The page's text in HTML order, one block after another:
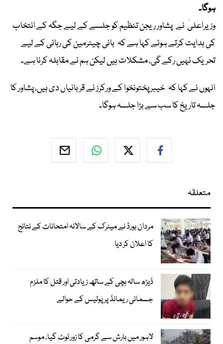
ہوگا۔
وزیراعلیٰ نے پشاور ریجن تنظیم کو جلسے کے لیے جگہ کے انتخاب
کی ہدایت کرتے ہوئے کہا ہے کہ بانی چیئرمین کی رہائی کے لیے
تحریک نہیں رکے گی، مشکلات ہیں لیکن ہم نے مقابلہ کرنا ہے۔
انہوں نے کہا کہ خیبر پختونخوا کے ورکرز نے قربانیاں دی ہیں، پشاور کا
جلسہ تاریخ کا سب سے بڑا جلسہ ہوگا۔
متعلقہ
مردان بورڈ نے میٹرک کے سالانہ امتحانات کے نتائج
کا اعلان کر دیا
ڈیڑھ سالہ بچی کے ساتھ زیادتی اور قتل کا ملزم
جسمانی ریمانڈ پر پولیس کے حوالے
لاہور میں بارش سے گرمی کا زور ٹوٹ گیا، موسم